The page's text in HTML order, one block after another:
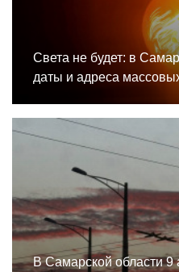
Света не будет: в
даты и адреса
В Самарской области 9